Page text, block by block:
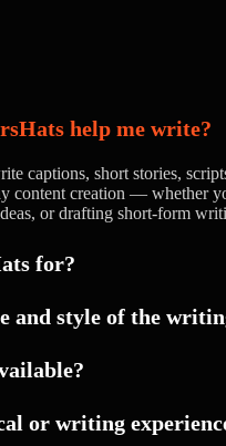
help me write?
captions, short stories,
content creation — whether
or drafting short-form
for?
and style of the
and direction of your content
casual,
or writing